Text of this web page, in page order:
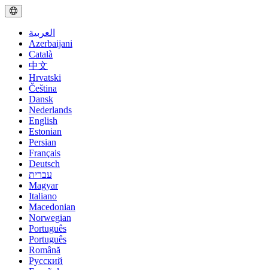
العربية
Azerbaijani
Català
中文
Hrvatski
Čeština
Dansk
Nederlands
English
Estonian
Persian
Français
Deutsch
עברית
Magyar
Italiano
Macedonian
Norwegian
Português
Português
Română
Русский